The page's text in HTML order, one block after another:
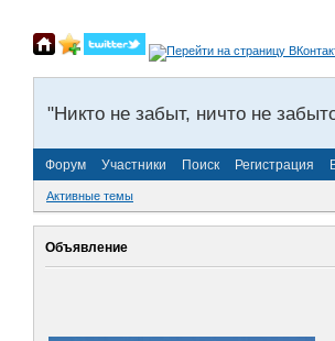
"Никто не забыт, ничто не
Форум Участники Поиск Регистрация
Активные темы
Объявление